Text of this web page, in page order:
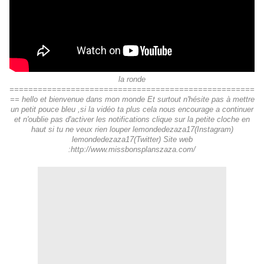
la ronde
====================================================
== hello et bienvenue dans mon monde Et surtout n'hésite pas à mettre
un petit pouce bleu ,si la vidéo ta plus cela nous encourage a continuer
et n'oublie pas d'activer les notifications clique sur la petite cloche en
haut si tu ne veux rien louper lemondedezaza17(Instagram)
lemondedezaza17(Twitter) Site web
:http://www.missbonsplanszaza.com/